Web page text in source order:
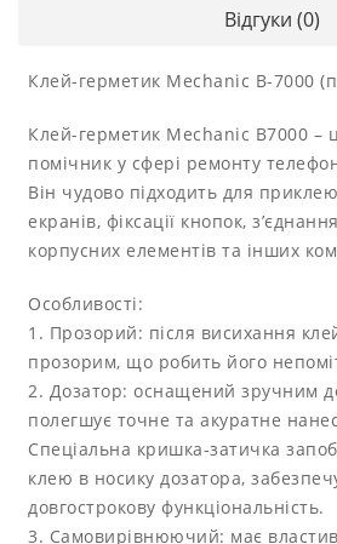
Відгуки (0)
Клей-герметик Mechanic B-7000
Клей-герметик Mechanic B7000 –
помічник у сфері ремонту
Він чудово підходить для
екранів, фіксації кнопок,
корпусних елементів та інших
Особливості:
1. Прозорий: після висихання
прозорим, що робить його
2. Дозатор: оснащений зручним
полегшує точне та акуратне
Спеціальна кришка-затичка
клею в носику дозатора,
довгострокову функціональність.
3. Самовирівнюючий: має